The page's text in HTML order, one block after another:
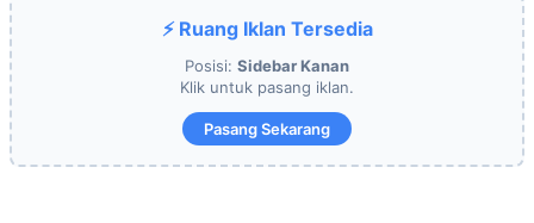
⚡ Ruang Iklan Tersedia
Posisi: Sidebar Kanan
Klik untuk pasang iklan.
Pasang Sekarang